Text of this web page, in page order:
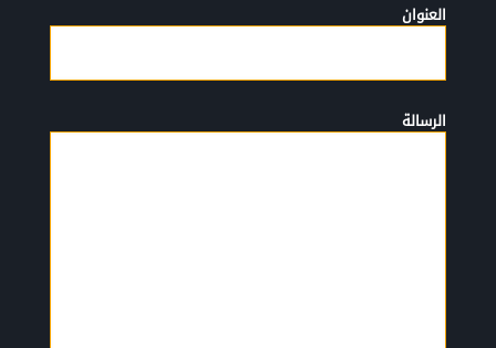
العنوان
الرسالة